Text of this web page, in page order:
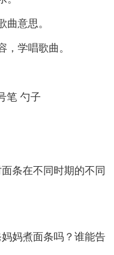
曲意思。
，学唱歌曲。
笔 勺子
条在不同时期的不同
妈煮面条吗？谁能告